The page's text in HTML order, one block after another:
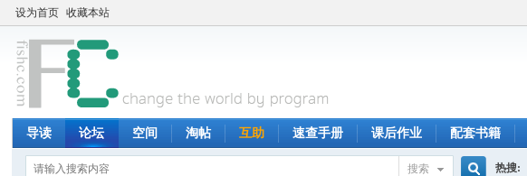
设为首页 收藏本站
导读 论坛 空间 淘帖 互助 速查手册 课后作业 配套书籍
搜索 热搜: